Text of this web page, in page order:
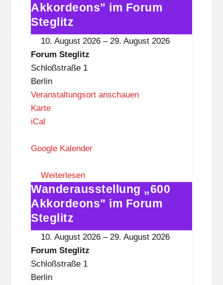
e
g
l
i
t
z
„600
Akkordeons"
im
Forum
Steglitz
Akkordeons" im Forum
Steglitz
10. August 2026 – 29. August 2026
Forum Steglitz
Schloßstraße 1
Berlin
Veranstaltungsort anschauen
KarteF
u
S
t
e
g
l
i
t
z
iCal
Google Kalender
Weiterlesen
Wanderausstellung
„600
Akkordeons"
im
Forum
Steglitz
Wanderausstellung „600
Akkordeons" im Forum
Steglitz
10. August 2026 –29. August 2026
Forum Steglitz
Schloßstraße 1
Berlin